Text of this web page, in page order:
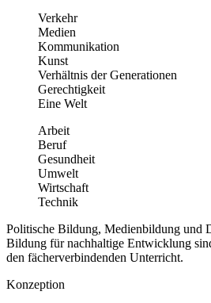
Verkehr
Medien
Kommunikation
Kunst
Verhältnis der Generationen
Gerechtigkeit
Eine Welt
Arbeit
Beruf
Gesundheit
Umwelt
Wirtschaft
Technik
Politische Bildung, Medienbildung und
Bildung für nachhaltige Entwicklung
den fächerverbindenden Unterricht.
Konzeption